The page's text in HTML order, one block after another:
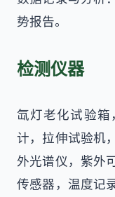
势报告。
检测仪器
氙灯老化试验
计，拉伸试验机
外光谱仪，紫外
传感器，温度记